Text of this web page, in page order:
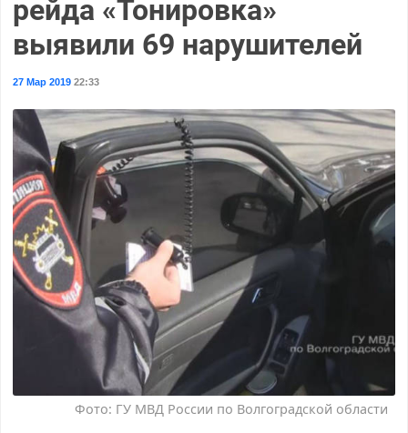
рейда «Тонировка»
выявили 69 нарушителей
27 Мар 201922:33
Фото: ГУ МВД России по Волгоградской области